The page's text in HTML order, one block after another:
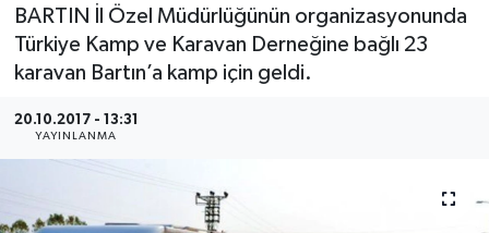
BARTIN İl Özel Müdürlüğünün organizasyonunda
Türkiye Kamp ve Karavan Derneğine bağlı 23
karavan Bartın’a kamp için geldi.
20.10.2017 - 13:31
YAYINLANMA
Medya